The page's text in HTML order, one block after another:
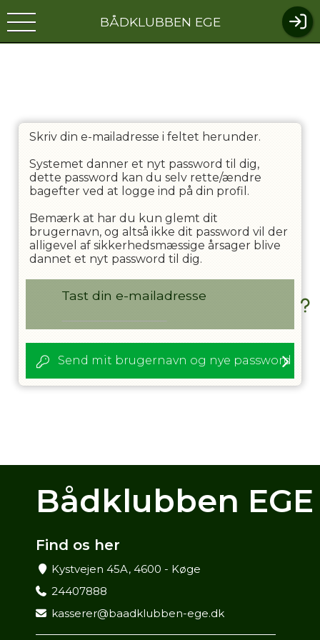
BÅDKLUBBEN EGE
Skriv din e-mailadresse i feltet herunder.
Systemet danner et nyt password til dig,
dette password kan du selv rette/ændre
bagefter ved at logge ind på din profil.
Bemærk at har du kun glemt dit
brugernavn, og altså ikke dit password vil der
alligevel af sikkerhedsmæssige årsager blive
dannet et nyt password til dig.
Tast din e-mailadresse
Send mit brugernavn og nye password
Bådklubben EGE
Find os her
Kystvejen 45A, 4600 - Køge
24407888
kasserer@baadklubben-ege.dk